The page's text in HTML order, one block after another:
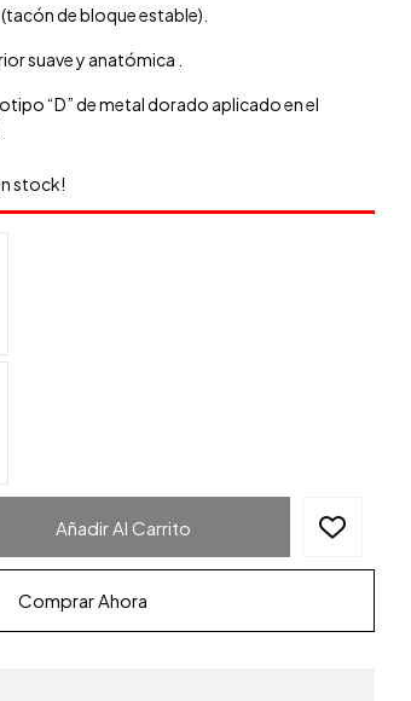
de bloque estable).
suave y anatómica .
“D” de metal dorado aplicado en el
stock!
Añadir Al Carrito
Comprar Ahora